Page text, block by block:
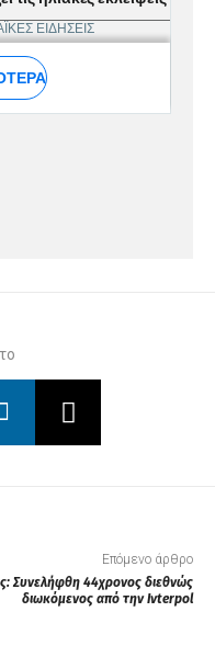
Επόμενο άρθρο
Συνελήφθη 44χρονος διεθνώς
διωκόμενος από την Iνterpol